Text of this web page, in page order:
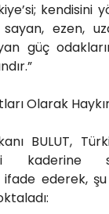
kendisini
ezen,
güç
Olarak
BULUT,
kaderine
ederek,